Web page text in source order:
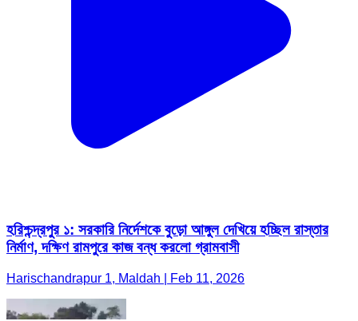
হরিশ্চন্দ্রপুর ১: সরকারি নির্দেশকে বুড়ো আঙ্গুল দেখিয়ে হচ্ছিল রাস্তার
নির্মাণ, দক্ষিণ রামপুরে কাজ বন্ধ করলো গ্রামবাসী
Harischandrapur 1, Maldah | Feb 11, 2026